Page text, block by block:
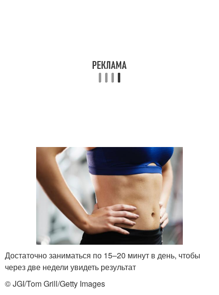
Достаточно заниматься по 15–20 минут в день, чтобы
через две недели увидеть результат
© JGI/Tom Grill/Getty Images